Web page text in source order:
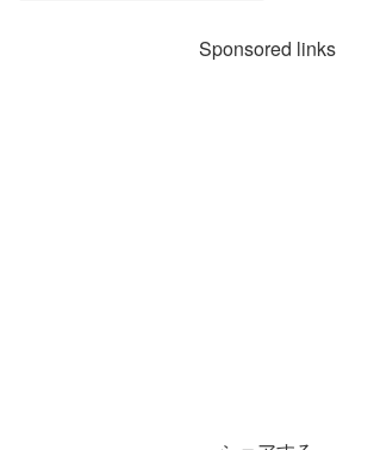
Sponsored links